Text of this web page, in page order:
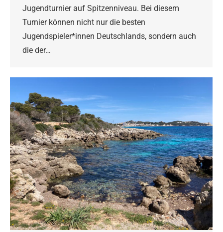
Jugendturnier auf Spitzenniveau. Bei diesem
Turnier können nicht nur die besten
Jugendspieler*innen Deutschlands, sondern auch
die der…